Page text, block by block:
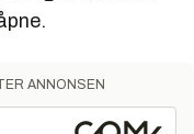
ANNONSEN